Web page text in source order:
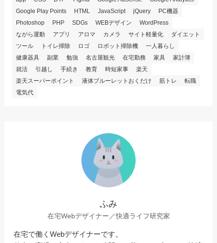
Google Play Points
HTML JavaScript jQuery
PC機器
Photoshop
PHP SDGs WEBデザイン
WordPress
ながら運動
アプリ アロマ カメラ サイト軽量化
ダイエット
ツール
トイレ掃除 ロゴ ロボット掃除機
一人暮らし
健康器具
副業 勉強 名古屋観光 在宅勤務 家具
家計簿
就活
引越し 手続き 教育 時短家事
楽天
楽天スーパーポイント
液体ブルーレットおくだけ 筋トレ
転職
電気代
ふみ
在宅Webデザイナー／快適ライフ研究家
在宅で働くWebデザイナーです。